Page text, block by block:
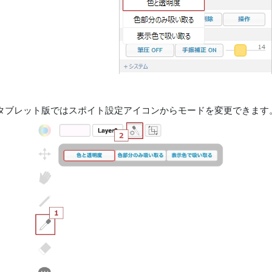
ブレット版ではスポイト設定アイコンからモードを変更できます